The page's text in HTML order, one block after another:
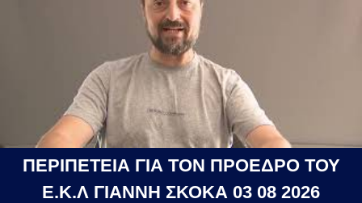
ΠΕΡΙΠΕΤΕΙΑ ΓΙΑ ΤΟΝ ΠΡΟΕΔΡΟ ΤΟΥ
Ε.Κ.Λ ΓΙΑΝΝΗ ΣΚΟΚΑ 03 08 2026